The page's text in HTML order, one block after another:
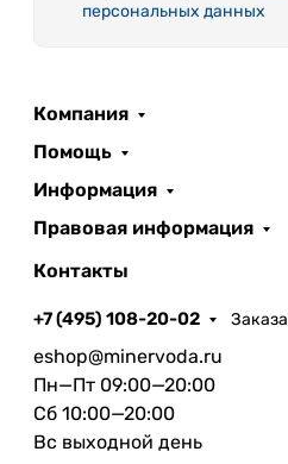
персональных данных
Компания
Помощь
Информация
Правовая информация
Контакты
+7 (495) 108-20-02
eshop@minervoda.ru
Пн—Пт 09:00—20:00
Сб 10:00—20:00
Вс выходной день